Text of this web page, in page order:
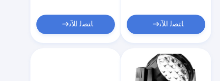
ﺎﺘﺼﻟ ﺍﻶﻧ ﺎﺘﺼﻟ ﺍﻶﻧ